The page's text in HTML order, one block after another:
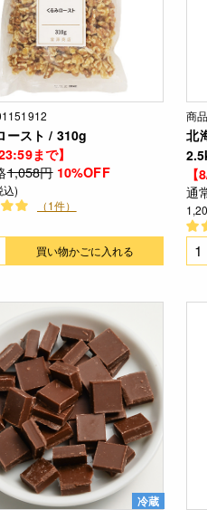
ースト / 310g
まで】
1,058円 10%OFF
込)
（1件）
買い物かごに入れる
商
北
通
冷蔵